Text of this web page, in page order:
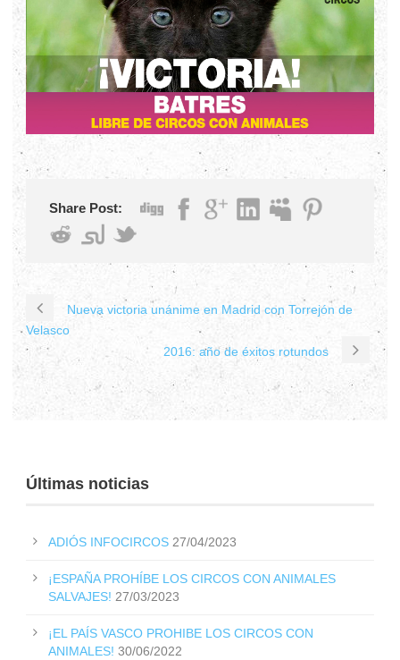
Share Post:
Nueva victoria unánime en Madrid con Torrejón de
Velasco
2016: año de éxitos rotundos
Últimas noticias
ADIÓS INFOCIRCOS 27/04/2023
¡ESPAÑA PROHÍBE LOS CIRCOS CON ANIMALES
SALVAJES! 27/03/2023
¡EL PAÍS VASCO PROHIBE LOS CIRCOS CON
ANIMALES! 30/06/2022